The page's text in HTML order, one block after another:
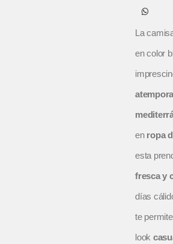
La
en color
en ropa
esta
fresca y
días
te
look